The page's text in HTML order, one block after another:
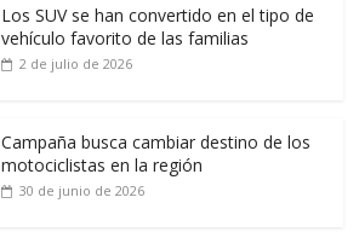
Los SUV se han convertido en el tipo de
vehículo favorito de las familias
2 de julio de 2026
Campaña busca cambiar destino de los
motociclistas en la región
30 de junio de 2026